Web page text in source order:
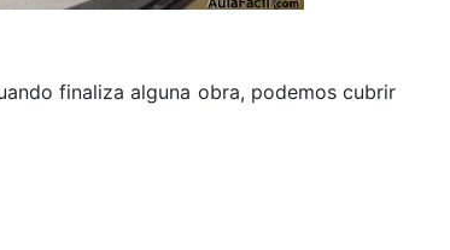
finaliza alguna obra, podemos cubrir